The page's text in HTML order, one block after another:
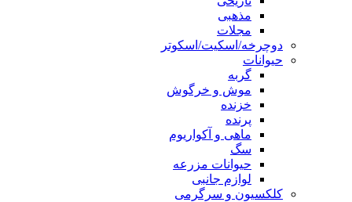
مذهبی
مجلات
دوچرخه/اسکیت/اسکوتر
حیوانات
گربه
موش و خرگوش
خزنده
پرنده
ماهی و آکواریوم
سگ
حیوانات مزرعه
لوازم جانبی
کلکسیون و سرگرمی